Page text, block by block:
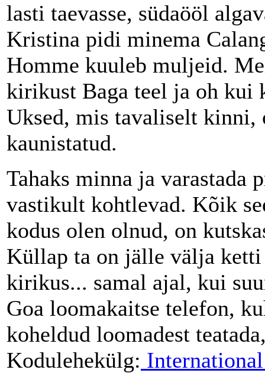
lasti taevasse, südaööl
Kristina pidi minema
Homme kuuleb muljeid.
kirikust Baga teel ja oh kui
Uksed, mis tavaliselt
kaunistatud.
Tahaks minna ja varastada
vastikult kohtlevad. Kõik
kodus olen olnud, on
Küllap ta on jälle välja ketti
kirikus... samal ajal, kui
Goa loomakaitse telefon,
koheldud loomadest
Kodulehekülg: